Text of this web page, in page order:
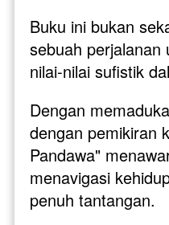
Buku ini bukan
sebuah
nilai-nilai sufistik
Dengan
dengan pemikiran
Pandawa"
menavigasi
penuh tantangan.